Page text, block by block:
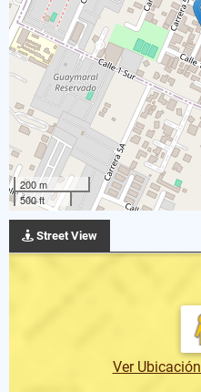
200 m
500 ft
Street View
Ver Ubicación